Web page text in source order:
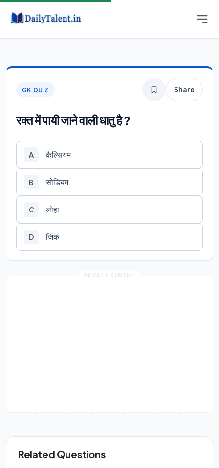
GK QUIZ Share
रक्त में पायी जाने वाली धातु है ?
A कैल्सियम
B सोडियम
C लोहा
D जिंक
Related Questions